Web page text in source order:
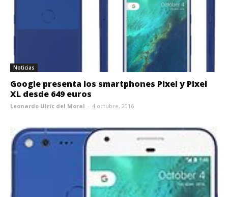
Noticias
Google presenta los smartphones Pixel y Pixel
XL desde 649 euros
Leonardo Ulric del Moral - 4 octubre, 2016